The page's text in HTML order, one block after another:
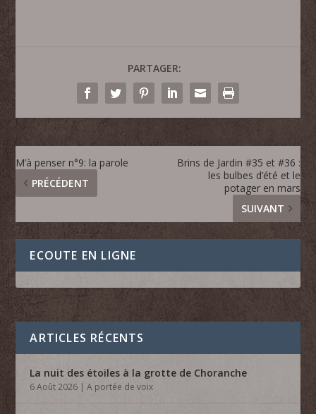
PARTAGER:
M’à penser n°9: la parole
PRÉCÉDENT
Brins de Jardin #35 et #36 :
les bulbes d’été et le
potager en mars
SUIVANT
ECOUTE EN LIGNE
ARTICLES RÉCENTS
La nuit des étoiles à la grotte de Choranche
6 Août 2026 |A portée de voix